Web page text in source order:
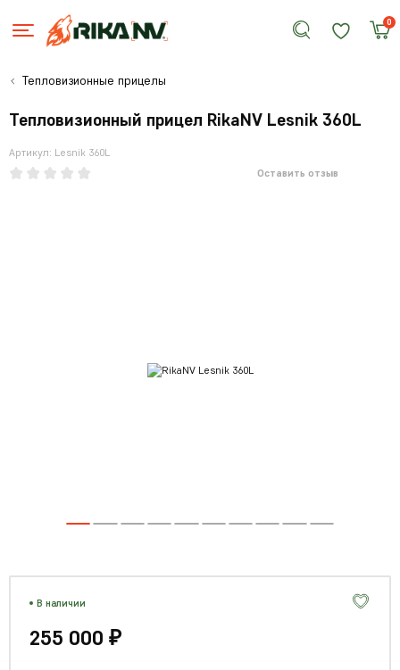
0
Тепловизионные прицелы
Тепловизионный прицел RikaNV Lesnik 360L
Артикул: Lesnik 360L
Оставить отзыв
В наличии
255 000 ₽